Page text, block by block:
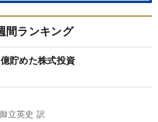
間ランキング
貯めた株式投資
立英史 訳